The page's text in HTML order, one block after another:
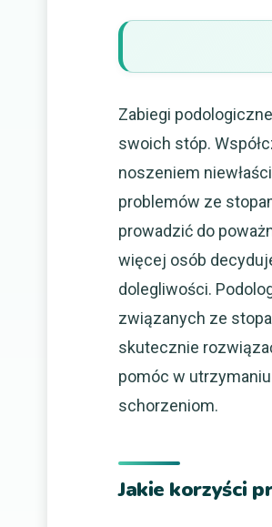
Zabiegi
swoich stóp.
noszeniem
problemów ze
prowadzić do
więcej osób
dolegliwości.
związanych ze
skutecznie
pomóc w
schorzeniom.
Jakie korzyści